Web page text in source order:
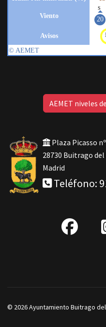
AEMET niveles
Plaza Picasso
28730 Buitrago del
Madrid
Teléfono:
fab
© 2026 Ayuntamiento Buitrago